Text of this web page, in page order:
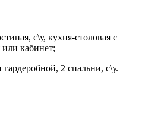
с\у, кухня-столовая с
или кабинет;
гардеробной, 2 спальни, с\у.